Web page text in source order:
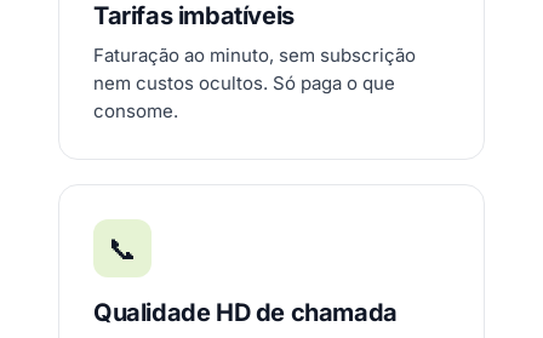
Tarifas imbatíveis
Faturação ao minuto, sem subscrição
nem custos ocultos. Só paga o que
consome.
📞
Qualidade HD de chamada